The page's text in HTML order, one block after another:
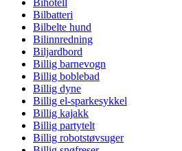
Bihotell
Bilbatteri
Bilbelte hund
Bilinnredning
Biljardbord
Billig barnevogn
Billig boblebad
Billig dyne
Billig el-sparkesykkel
Billig kajakk
Billig partytelt
Billig robotstøvsuger